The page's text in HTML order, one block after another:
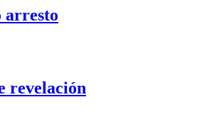
arresto
revelación